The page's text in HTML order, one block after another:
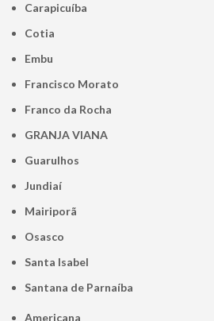
Carapicuíba
Cotia
Embu
Francisco Morato
Franco da Rocha
GRANJA VIANA
Guarulhos
Jundiaí
Mairiporã
Osasco
Santa Isabel
Santana de Parnaíba
Americana